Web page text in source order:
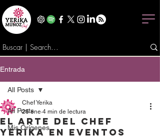
Entrada
All Posts
Mis Orígenes
All Posts
El arte del chef
Yerika en eventos
Chef Yerika
26 ene 4 min de lectura